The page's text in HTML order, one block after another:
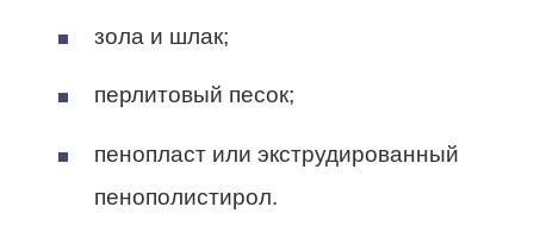
зола и шлак;
перлитовый песок;
пенопласт или экструдированный
пенополистирол.